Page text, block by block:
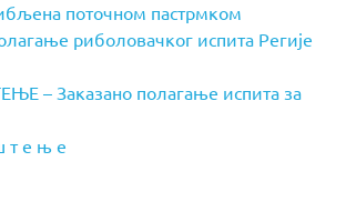
поточном пастрмком
риболовачког испита Регије
– Заказано полагање испита за
т е њ е